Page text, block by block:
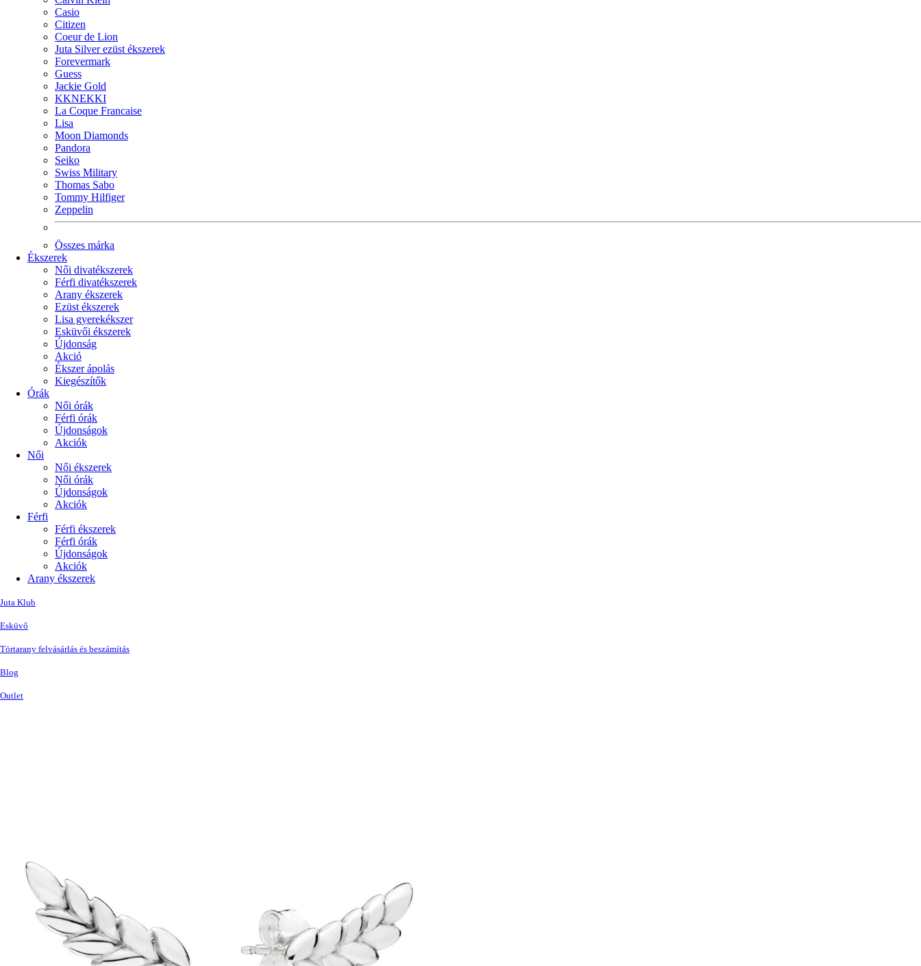
Casio
Citizen
Coeur de Lion
Juta Silver ezüst ékszerek
Forevermark
Guess
Jackie Gold
KKNEKKI
La Coque Francaise
Lisa
Moon Diamonds
Pandora
Seiko
Swiss Military
Thomas Sabo
Tommy Hilfiger
Zeppelin
Összes márka
Ékszerek
Női divatékszerek
Férfi divatékszerek
Arany ékszerek
Ezüst ékszerek
Lisa gyerekékszer
Esküvői ékszerek
Újdonság
Akció
Ékszer ápolás
Kiegészítők
Órák
Női órák
Férfi órák
Újdonságok
Akciók
Női
Női ékszerek
Női órák
Újdonságok
Akciók
Férfi
Férfi ékszerek
Férfi órák
Újdonságok
Akciók
Arany ékszerek
Juta Klub
Esküvő
Törtarany felvásárlás és beszámítás
Blog
Outlet